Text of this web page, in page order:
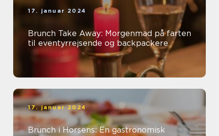
17. januar 2024
Brunch Take Away: Morgenmad på farten
til eventyrrejsende og backpackere
17. januar 2024
Brunch i Horsens: En gastronomisk